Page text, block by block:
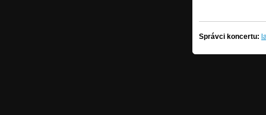
Správci koncertu: